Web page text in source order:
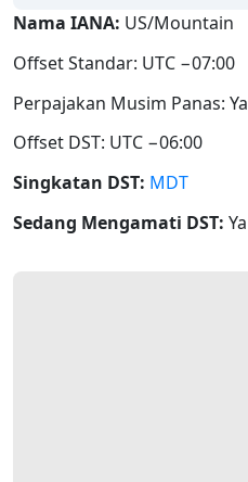
Nama IANA: US/Mountain
Offset Standar: UTC −07:00
Perpajakan Musim Panas: Ya
Offset DST: UTC −06:00
Singkatan DST: MDT
Sedang Mengamati DST: Ya